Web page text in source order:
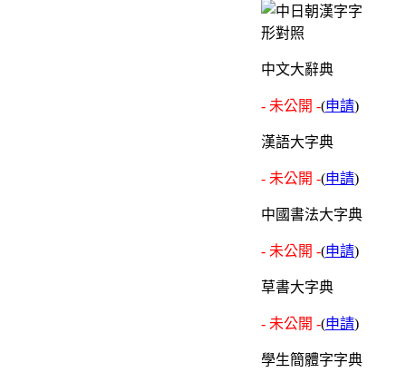
中文大辭典
- 未公開 -(申請)
漢語大字典
- 未公開 -(申請)
中國書法大字典
- 未公開 -(申請)
草書大字典
- 未公開 -(申請)
學生簡體字字典